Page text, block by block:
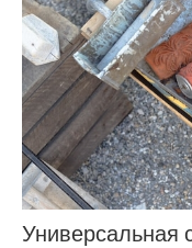
Универсальная